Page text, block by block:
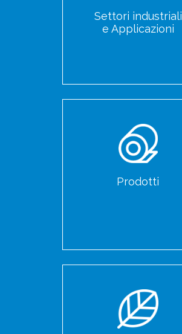
Settori industriali
e Applicazioni
Prodotti